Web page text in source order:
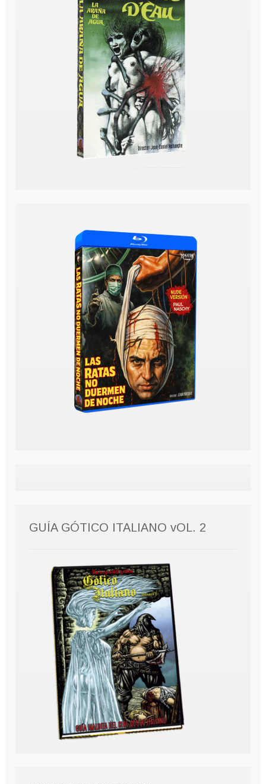
GUÍA GÓTICO ITALIANO vOL. 2